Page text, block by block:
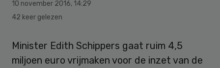
10 november 2016, 14:29
42 keer gelezen
Minister Edith Schippers gaat ruim 4,5
miljoen euro vrijmaken voor de inzet van de